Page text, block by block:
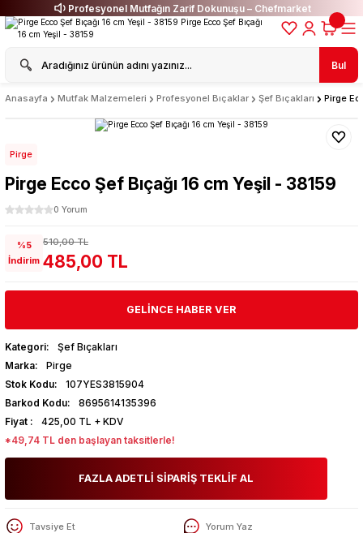
Profesyonel Mutfağın Zarif Dokunuşu – Chefmarket
Bul
Anasayfa Mutfak Malzemeleri Profesyonel Bıçaklar Şef Bıçakları Pirge
Pirge
Pirge Ecco Şef Bıçağı 16 cm Yeşil - 38159
0 Yorum
%5
İndirim
510,00 TL
485,00 TL
GELİNCE HABER VER
Kategori
Şef Bıçakları
Marka
Pirge
Stok Kodu
107YES3815904
Barkod Kodu
8695614135396
Fiyat
425,00 TL + KDV
*49,74 TL den başlayan taksitlerle!
FAZLA ADETLİ SİPARİŞ TEKLİF AL
Tavsiye Et
Yorum Yaz